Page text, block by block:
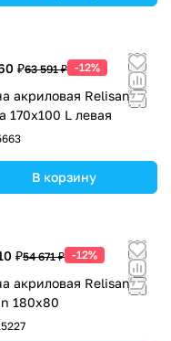
₽63 591 ₽ -12%
акриловая Relisan
170х100 L левая
В корзину
₽54 671 ₽ -12%
акриловая Relisan
180х80